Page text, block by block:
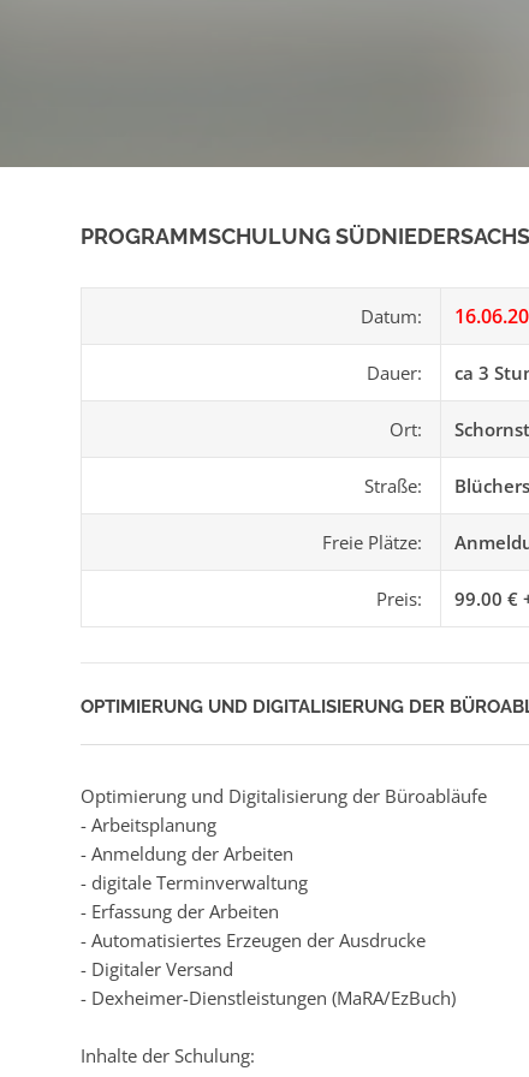
PROGRAMMSCHULUNG
Datum:
Dauer: ca 3
Ort:
Straße:
Freie Plätze:
Preis: 99.00 €
OPTIMIERUNG UND DIGITALISIERUNG DER
Optimierung und Digitalisierung der Büroabläufe
- Arbeitsplanung
- Anmeldung der Arbeiten
- digitale Terminverwaltung
- Erfassung der Arbeiten
- Automatisiertes Erzeugen der Ausdrucke
- Digitaler Versand
- Dexheimer-Dienstleistungen (MaRA/EzBuch)
Inhalte der Schulung: